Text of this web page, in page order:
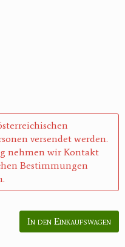
versendet werden.
nehmen wir Kontakt
Bestimmungen
In den Einkaufswagen